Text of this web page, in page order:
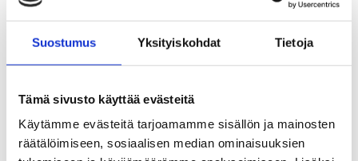
Suostumus Yksityiskohdat Tietoja
Tämä sivusto käyttää evästeitä
Käytämme evästeitä tarjoamamme sisällön ja mainosten
räätälöimiseen, sosiaalisen median ominaisuuksien